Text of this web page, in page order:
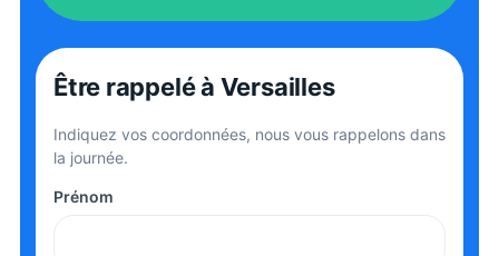
Être rappeléà Versailles
Indiquez vos coordonnées, nous vous rappelons dans
la journée.
Prénom